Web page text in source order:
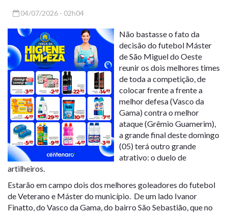
04/07/2026 - 02h04
Não bastasse o fato da
decisão do futebol Máster
de São Miguel do Oeste
reunir os dois melhores times
de toda a competição, de
colocar frente a frente a
melhor defesa (Vasco da
Gama) contra o melhor
ataque (Grêmio Guamerim),
a grande final deste domingo
(05) terá outro grande
atrativo: o duelo de
artilheiros.
Estarão em campo dois dos melhores goleadores do futebol
de Veterano e Máster do município. De um lado Ivanor
Finatto, do Vasco da Gama, do bairro São Sebastião, que no